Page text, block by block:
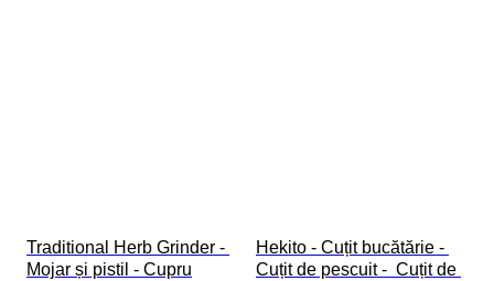
Traditional Herb Grinder -
Mojar și pistil - Cupru
Hekito - Cuțit bucătărie -
Cuțit de pescuit -  Cuțit de